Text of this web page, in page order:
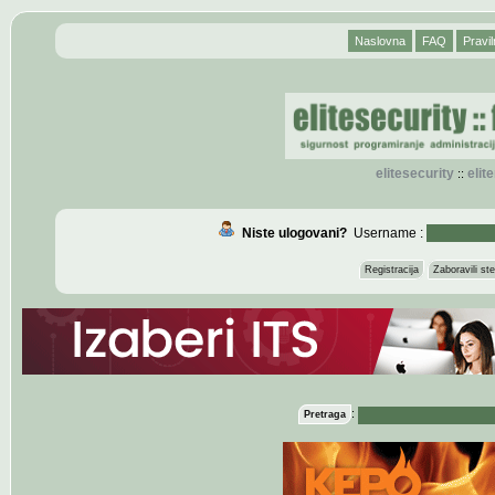
Naslovna FAQ
elitesecurity::
Niste ulogovani?Username :
Registracija Zaboravili
Pretraga :